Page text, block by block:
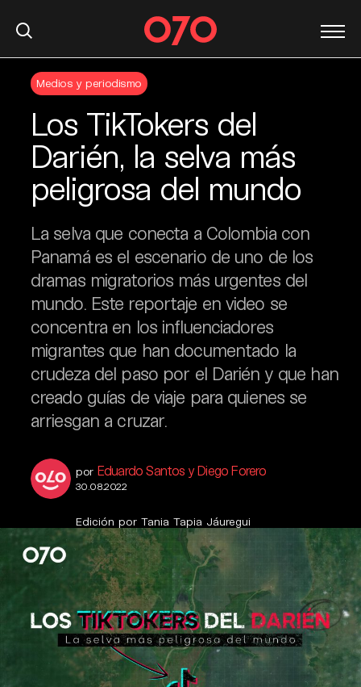
Medios y periodismo
Los TikTokers del
Darién, la selva más
peligrosa del mundo
La selva que conecta a Colombia con
Panamá es el escenario de uno de los
dramas migratorios más urgentes del
mundo. Este reportaje en video se
concentra en los influenciadores
migrantes que han documentado la
crudeza del paso por el Darién y que han
creado guías de viaje para quienes se
arriesgan a cruzar.
por Eduardo Santos y Diego Forero
30.08.2022
Edición por Tania Tapia Jáuregui